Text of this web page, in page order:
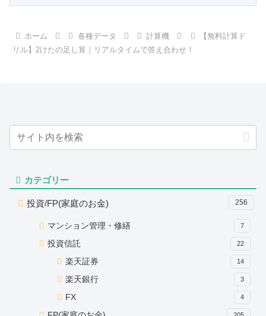
ホーム 各種データ 計算機
【無料計算ド
リル】2けたの足し算｜リアルタイムで答え合わせ！
カテゴリー
投資/FP(家庭のお金) 256
マンション管理・修繕 7
投資信託 22
楽天証券 14
楽天銀行 3
FX 4